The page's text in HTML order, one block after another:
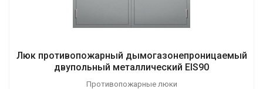
Люк противопожарный дымогазонепроницаемый
двупольный металлический EIS90
Противопожарные люки